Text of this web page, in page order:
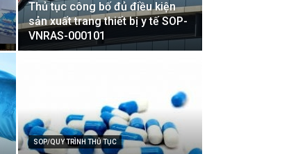
Thủ tục công bố đủ điều kiện
sản xuất trang thiết bị y tế SOP-
VNRAS-000101
SOP/QUY TRÌNH THỦ TỤC